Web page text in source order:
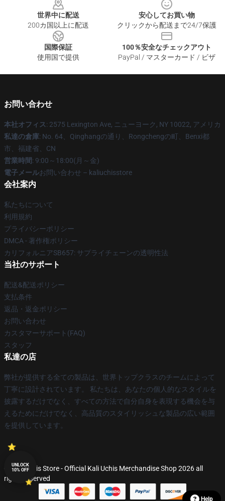
世界中に配送
200カ国以上に配送
安心してお買い物
クリックから配送まで24/7保護
国際保証
使用国で提供
100％安全なチェックアウト
PayPal / マスターカード / ビザ
お問い合わせ
本社オフィス: 2575 Lexington Ave, ニューヨーク, NY 10022, アメリカ
私達の倉庫: No. 64、Qinghangの通り、Rongchengの町、Benxi都
市、福建省、CN
営業時間: 9:00～18:00(月～金)
電子メールお問い合わせ – kaliuchisstore
会社案内
私たちについて
利用規約
プライバシーポリシー
DMCA - 著作権ポリシー
カリフォルニアSB657: サプライチェーンの透明性法
当社のサポート
配送&配送ポリシー
支払条件
返品・返金ポリシー
お問い合わせ
カスタマーサポート(FAQ)
スタッフ
私達の店
弊社が提供する全ての製品は、世界トップクラスのチームによって
丁寧に設計されています。 私たちは、あなたの個人的なスタイルを
披露するだけでなく、すべての方法で自分自身を表現する機会を与
えるためにだけでなく、高品質のスタイリッシュな製品の広い範囲
を提供しています。
© Kali Uchis Store - Official Kali Uchis Merchandise Shop 2026 all
rights reserved
Help
UNLOCK
10% OFF